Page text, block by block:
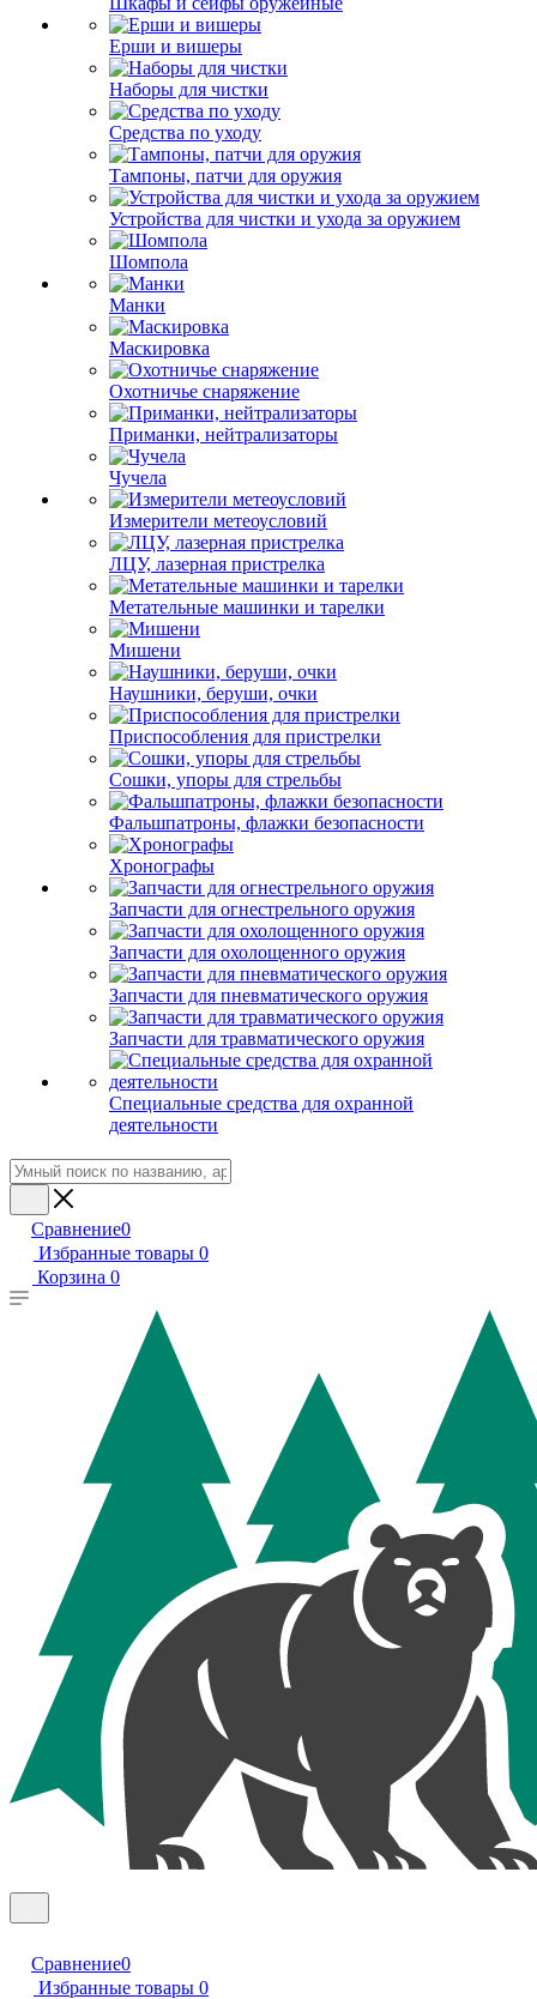
Ерши и вишеры
Наборы для чистки
Средства по уходу
Тампоны, патчи для оружия
Устройства для чистки и ухода за оружием
Шомпола
Манки
Маскировка
Охотничье снаряжение
Приманки, нейтрализаторы
Чучела
Измерители метеоусловий
ЛЦУ, лазерная пристрелка
Метательные машинки и тарелки
Мишени
Наушники, беруши, очки
Приспособления для пристрелки
Сошки, упоры для стрельбы
Фальшпатроны, флажки безопасности
Хронографы
Запчасти для огнестрельного оружия
Запчасти для охолощенного оружия
Запчасти для пневматического оружия
Запчасти для травматического оружия
Специальные средства для охранной
деятельности
Сравнение0
Избранные товары 0
Корзина 0
Сравнение0
Избранные товары 0